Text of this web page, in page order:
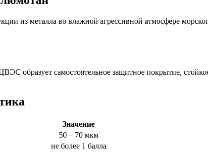
из металла во влажной агрессивной атмосфере
самостоятельное защитное покрытие,
Значение
50 – 70 мкм
не более 1 балла